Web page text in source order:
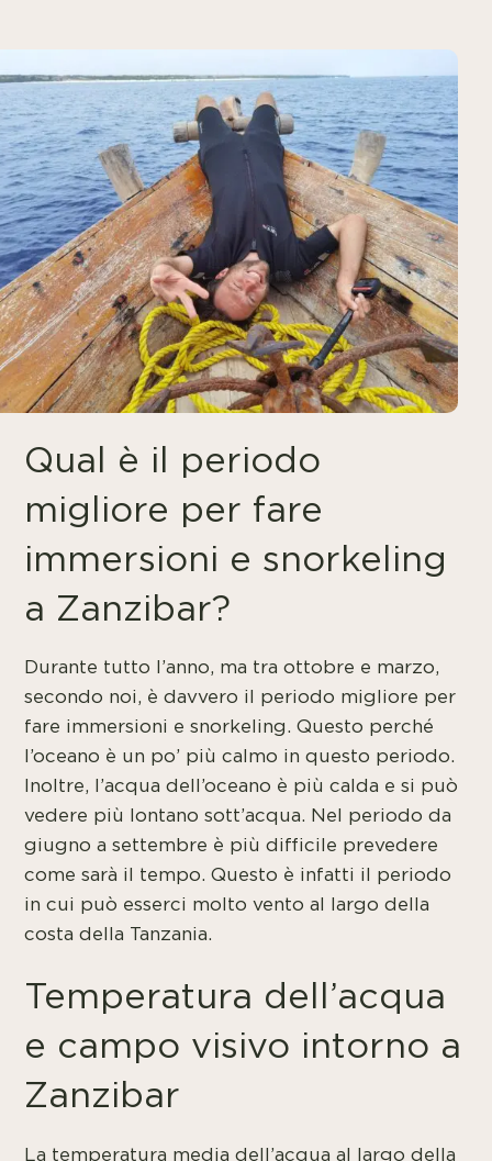
Qual è il periodo
migliore per fare
immersioni e snorkeling
a Zanzibar?
Durante tutto l’anno, ma tra ottobre e marzo,
secondo noi, è davvero il periodo migliore per
fare immersioni e snorkeling. Questo perché
l’oceano è un po’ più calmo in questo periodo.
Inoltre, l’acqua dell’oceano è più calda e si può
vedere più lontano sott’acqua. Nel periodo da
giugno a settembre è più difficile prevedere
come sarà il tempo. Questo è infatti il periodo
in cui può esserci molto vento al largo della
costa della Tanzania.
Temperatura dell’acqua
e campo visivo intorno a
Zanzibar
La temperatura media dell’acqua al largo della